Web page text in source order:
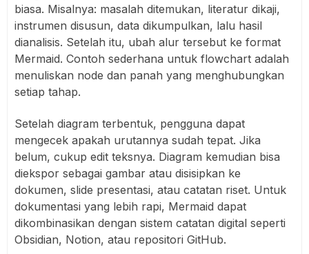
biasa. Misalnya: masalah ditemukan, literatur dikaji,
instrumen disusun, data dikumpulkan, lalu hasil
dianalisis. Setelah itu, ubah alur tersebut ke format
Mermaid. Contoh sederhana untuk flowchart adalah
menuliskan node dan panah yang menghubungkan
setiap tahap.
Setelah diagram terbentuk, pengguna dapat
mengecek apakah urutannya sudah tepat. Jika
belum, cukup edit teksnya. Diagram kemudian bisa
diekspor sebagai gambar atau disisipkan ke
dokumen, slide presentasi, atau catatan riset. Untuk
dokumentasi yang lebih rapi, Mermaid dapat
dikombinasikan dengan sistem catatan digital seperti
Obsidian, Notion, atau repositori GitHub.